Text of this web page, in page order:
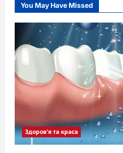
You May Have Missed
Здоров'я та краса